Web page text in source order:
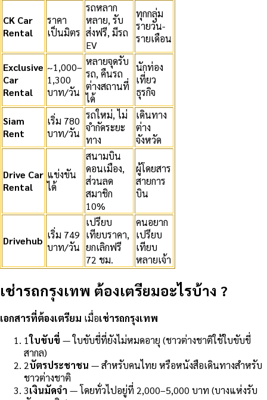
CK Car
Rental
ราคา
เป็นมิตร
รถหลาก
หลาย, รับ
ส่งฟรี, มีรถ
EV
ทุกกลุ่ม
รายวัน-
รายเดือน
Exclusive
Car
Rental
~1,000–
1,300
บาท/วัน
หลายจุดรับ
รถ, คืนรถ
ต่างสถานที่
ได้
นักท่อง
เที่ยว
ธุรกิจ
Siam
Rent
เริ่ม 780
บาท/วัน
รถใหม่, ไม่
จำกัดระยะ
ทาง
เดินทาง
ต่าง
จังหวัด
Drive Car
Rental
แข่งขัน
ได้
สนามบิน
ดอนเมือง,
ส่วนลด
สมาชิก
10%
ผู้โดยสาร
สายการ
บิน
Drivehub เริ่ม 749
บาท/วัน
เปรียบ
เทียบราคา,
ยกเลิกฟรี
72 ชม.
คนอยาก
เปรียบ
เทียบ
หลายเจ้า
เช่ารถกรุงเทพ ต้องเตรียมอะไรบ้าง ?
เอกสารที่ต้องเตรียม เมื่อเช่ารถกรุงเทพ
1ใบขับขี่ — ใบขับขี่ที่ยังไม่หมดอายุ (ชาวต่างชาติใช้ใบขับขี่
สากล)
2บัตรประชาชน — สำหรับคนไทย หรือหนังสือเดินทางสำหรับ
ชาวต่างชาติ
3เงินมัดจำ — โดยทั่วไปอยู่ที่ 2,000–5,000 บาท (บางแห่งรับ